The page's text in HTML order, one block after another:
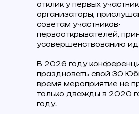
отклик у первых
организаторы,
советам участников-
первооткрывателей,
усовершенствованию
В 2026 году
праздновать свой 30
время мероприятие не
только дважды в 2020
году.